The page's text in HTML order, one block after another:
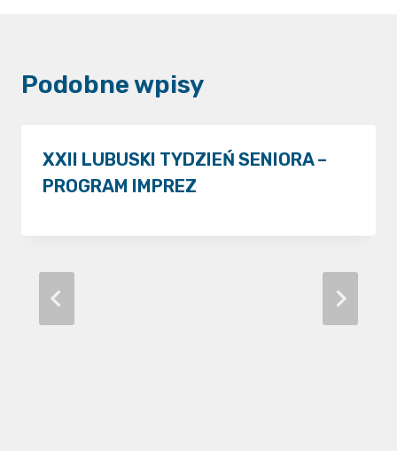
Podobne wpisy
XXII LUBUSKI TYDZIEŃ SENIORA –
PROGRAM IMPREZ